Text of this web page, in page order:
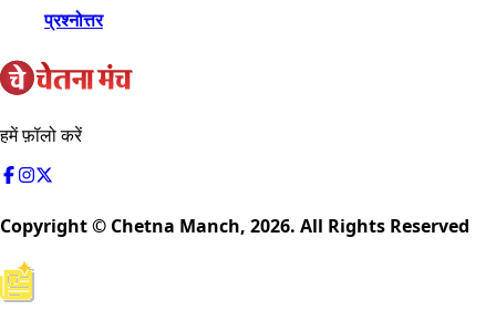
प्रश्नोत्तर
हमें फ़ॉलो करें
Copyright © Chetna Manch, 2026. All Rights Reserved